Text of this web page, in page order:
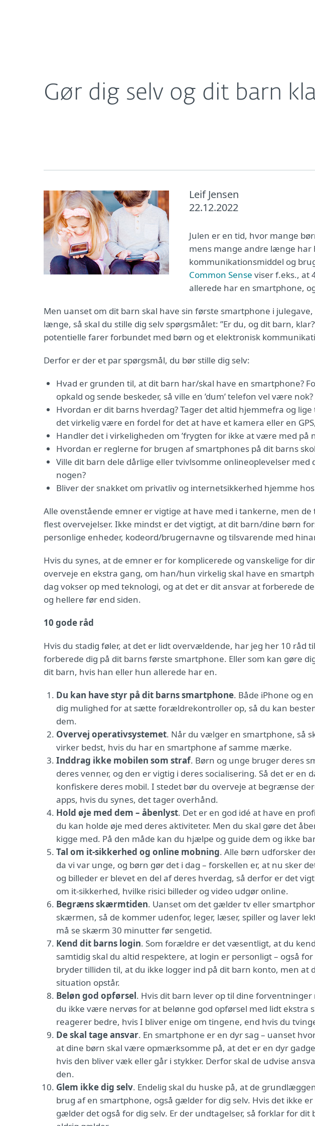
Gør dig selv og dit barn
Leif Jensen
22.12.2022
Julen er en tid, hvor mange
mens mange andre længe har
kommunikationsmiddel og
Common Sense viser f.eks., at
allerede har en smartphone,
Men uanset om dit barn skal have sin første smartphone i
længe, så skal du stille dig selv spørgsmålet: ”Er du, og dit barn,
potentielle farer forbundet med børn og et elektronisk
Derfor er der et par spørgsmål, du bør stille dig selv:
Hvad er grunden til, at dit barn har/skal have en smartphone?
opkald og sende beskeder, så ville en ’dum’ telefon vel være nok?
Hvordan er dit barns hverdag? Tager det altid hjemmefra og lige
det virkelig være en fordel for det at have et kamera eller en
Handler det i virkeligheden om ’frygten for ikke at være med på
Hvordan er reglerne for brugen af smartphones på dit barns
Ville dit barn dele dårlige eller tvivlsomme onlineoplevelser
nogen?
Bliver der snakket om privatliv og internetsikkerhed hjemme
Alle ovenstående emner er vigtige at have med i tankerne, men de
flest overvejelser. Ikke mindst er det vigtigt, at dit barn/dine børn
personlige enheder, kodeord/brugernavne og tilsvarende med
Hvis du synes, at de emner er for komplicerede og vanskelige for
overveje en ekstra gang, om han/hun virkelig skal have en
dag vokser op med teknologi, og at det er dit ansvar at forberede
og hellere før end siden.
10 gode råd
Hvis du stadig føler, at det er lidt overvældende, har jeg her 10 råd
forberede dig på dit barns første smartphone. Eller som kan gøre
dit barn, hvis han eller hun allerede har en.
Du kan have styr på dit barns smartphone. Både iPhone og
dig mulighed for at sætte forældrekontroller op, så du kan
dem.
Overvej operativsystemet. Når du vælger en smartphone, så
virker bedst, hvis du har en smartphone af samme mærke.
Inddrag ikke mobilen som straf. Børn og unge bruger deres
deres venner, og den er vigtig i deres socialisering. Så det er en
konfiskere deres mobil. I stedet bør du overveje at begrænse
apps, hvis du synes, det tager overhånd.
Hold øje med dem – åbenlyst. Det er en god idé at have en
du kan holde øje med deres aktiviteter. Men du skal gøre det
kigge med. På den måde kan du hjælpe og guide dem og ikke
Tal om it-sikkerhed og online mobning. Alle børn udforsker
da vi var unge, og børn gør det i dag – forskellen er, at nu sker
og billeder er blevet en del af deres hverdag, så derfor er det
om it-sikkerhed, hvilke risici billeder og video udgør online.
Begræns skærmtiden. Uanset om det gælder tv eller
skærmen, så de kommer udenfor, leger, læser, spiller og laver
må se skærm 30 minutter før sengetid.
Kend dit barns login. Som forældre er det væsentligt, at du
samtidig skal du altid respektere, at login er personligt – også
bryder tilliden til, at du ikke logger ind på dit barn konto, men at
situation opstår.
Beløn god opførsel. Hvis dit barn lever op til dine
du ikke være nervøs for at belønne god opførsel med lidt ekstra
reagerer bedre, hvis I bliver enige om tingene, end hvis du
De skal tage ansvar. En smartphone er en dyr sag – uanset
at dine børn skal være opmærksomme på, at det er en dyr
hvis den bliver væk eller går i stykker. Derfor skal de udvise
den.
Glem ikke dig selv. Endelig skal du huske på, at de
brug af en smartphone, også gælder for dig selv. Hvis det ikke
gælder det også for dig selv. Er der undtagelser, så forklar for dit